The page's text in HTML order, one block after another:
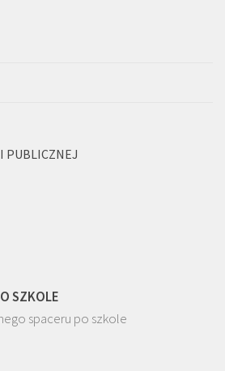
PUBLICZNEJ
SZKOLE
spaceru po szkole